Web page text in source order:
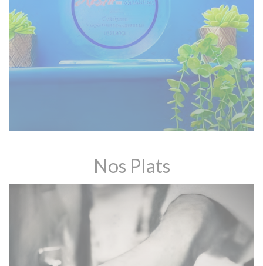
Nos Plats